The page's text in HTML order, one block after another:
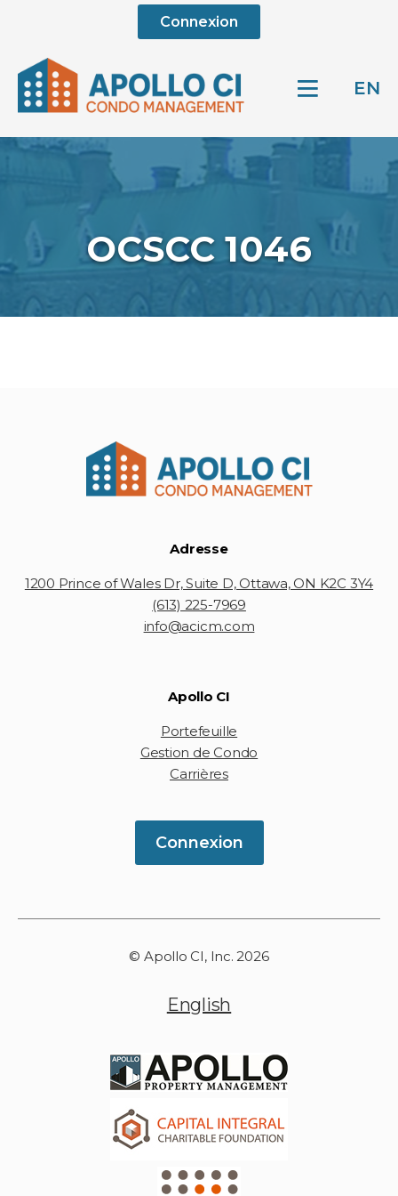
Connexion
EN
OCSCC 1046
Adresse
1200 Prince of Wales Dr, Suite D, Ottawa, ON K2C 3Y4
(613) 225-7969
info@acicm.com
Apollo CI
Portefeuille
Gestion de Condo
Carrières
Connexion
© Apollo CI, Inc. 2026
English